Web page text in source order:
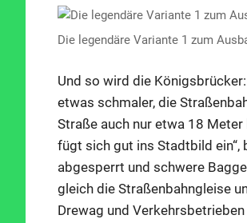
Die legendäre Variante 1 zum
Und so wird die
etwas schmaler, die
Straße auch nur etwa 18
fügt sich gut ins Stadtbild
abgesperrt und schwere
gleich die Straßenbahngleise
Drewag und